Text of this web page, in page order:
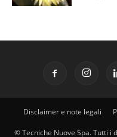
Disclaimer e note legali
© Tecniche Nuove Spa. Tutti i